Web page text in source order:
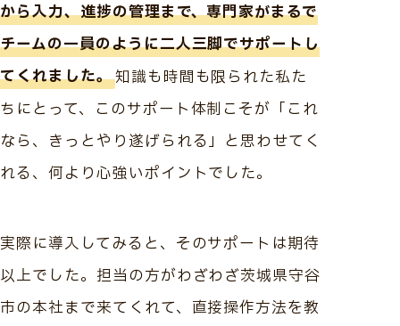
から入力、進捗の管理まで、専門家がまるで
チームの一員のように二人三脚でサポートし
てくれました。知識も時間も限られた私た
ちにとって、このサポート体制こそが「これ
なら、きっとやり遂げられる」と思わせてく
れる、何より心強いポイントでした。
実際に導入してみると、そのサポートは期待
以上でした。担当の方がわざわざ茨城県守谷
市の本社まで来てくれて、直接操作方法を教